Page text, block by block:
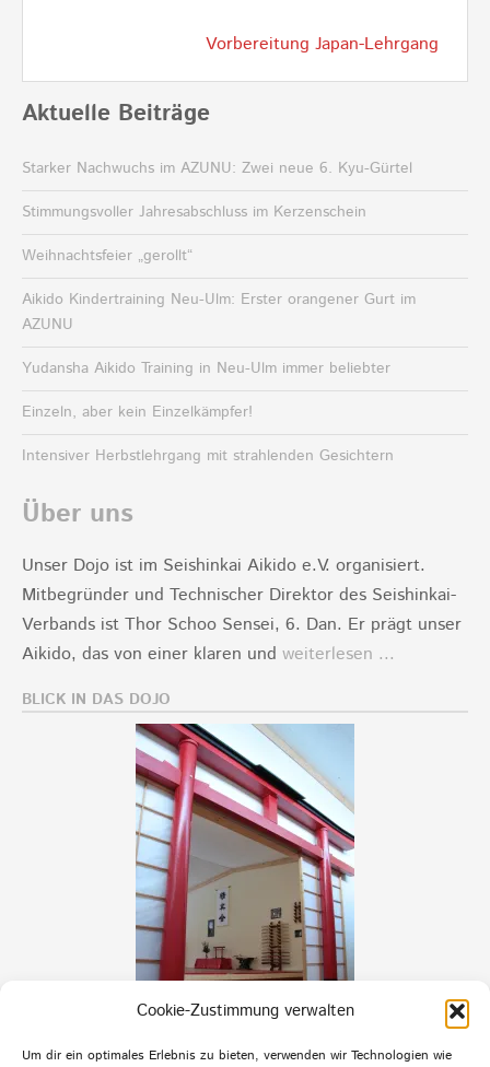
Cookie-Zustimmung verwalten
Um dir ein optimales Erlebnis zu bieten, verwenden wir Technologien wie
Vorbereitung Japan-Lehrgang
Aktuelle Beiträge
Starker Nachwuchs im AZUNU: Zwei neue 6. Kyu-Gürtel
Stimmungsvoller Jahresabschluss im Kerzenschein
Weihnachtsfeier „gerollt“
Aikido Kindertraining Neu-Ulm: Erster orangener Gurt im
AZUNU
Yudansha Aikido Training in Neu-Ulm immer beliebter
Einzeln, aber kein Einzelkämpfer!
Intensiver Herbstlehrgang mit strahlenden Gesichtern
Über uns
Unser Dojo ist im Seishinkai Aikido e.V. organisiert.
Mitbegründer und Technischer Direktor des Seishinkai-
Verbands ist Thor Schoo Sensei, 6. Dan. Er prägt unser
Aikido, das von einer klaren und weiterlesen ...
BLICK IN DAS DOJO